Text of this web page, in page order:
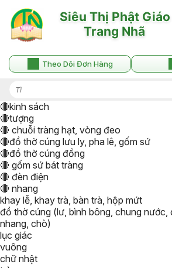
Theo Dõi Đơn Hàng
🔴kinh sách
🔴tượng
🔴 chuỗi tràng hạt, vòng đeo
🔴đồ thờ cúng lưu ly, pha lê, gốm sứ
🔴đồ thờ cúng đồng
🔴 gốm sứ bát tràng
🔴 đèn điện
🔴 nhang
khay lễ, khay trà, bàn trà, hộp mứt
đồ thờ cúng (lư, bình bông, chung nước,
nhang, chò)
lục giác
vuông
chữ nhật